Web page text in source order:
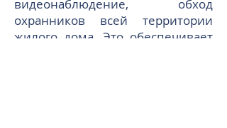
видеонаблюдение, обход
охранников всей территории
жилого дома. Это обеспечивает